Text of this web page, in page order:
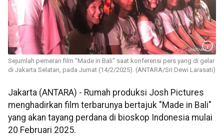
Sejumlah pemeran film "Made in Bali" saat konferensi pers yang di gelar
di Jakarta Selatan, pada Jumat (14/2/2025). (ANTARA/Sri Dewi Larasati)
Jakarta (ANTARA) - Rumah produksi Josh Pictures
menghadirkan film terbarunya bertajuk "Made in Bali"
yang akan tayang perdana di bioskop Indonesia mulai
20 Februari 2025.